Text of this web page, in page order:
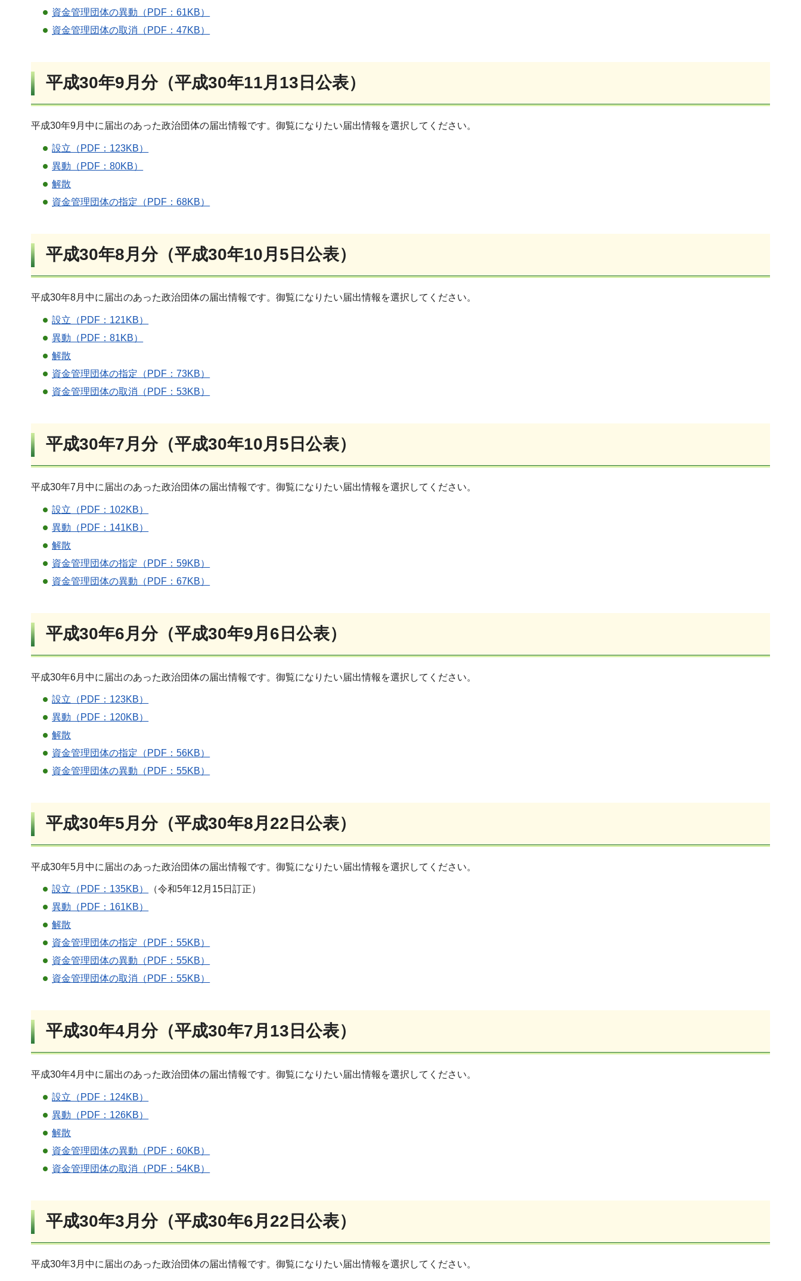
資金管理団体の異動（PDF：61KB）
資金管理団体の取消（PDF：47KB）
平成30年9月分（平成30年11月13日公表）
平成30年9月中に届出のあった政治団体の届出情報です。御覧になりたい届出情報を選択してください。
設立（PDF：123KB）
異動（PDF：80KB）
解散
資金管理団体の指定（PDF：68KB）
平成30年8月分（平成30年10月5日公表）
平成30年8月中に届出のあった政治団体の届出情報です。御覧になりたい届出情報を選択してください。
設立（PDF：121KB）
異動（PDF：81KB）
解散
資金管理団体の指定（PDF：73KB）
資金管理団体の取消（PDF：53KB）
平成30年7月分（平成30年10月5日公表）
平成30年7月中に届出のあった政治団体の届出情報です。御覧になりたい届出情報を選択してください。
設立（PDF：102KB）
異動（PDF：141KB）
解散
資金管理団体の指定（PDF：59KB）
資金管理団体の異動（PDF：67KB）
平成30年6月分（平成30年9月6日公表）
平成30年6月中に届出のあった政治団体の届出情報です。御覧になりたい届出情報を選択してください。
設立（PDF：123KB）
異動（PDF：120KB）
解散
資金管理団体の指定（PDF：56KB）
資金管理団体の異動（PDF：55KB）
平成30年5月分（平成30年8月22日公表）
平成30年5月中に届出のあった政治団体の届出情報です。御覧になりたい届出情報を選択してください。
設立（PDF：135KB）
（令和5年12月15日訂正）
異動（PDF：161KB）
解散
資金管理団体の指定（PDF：55KB）
資金管理団体の異動（PDF：55KB）
資金管理団体の取消（PDF：55KB）
平成30年4月分（平成30年7月13日公表）
平成30年4月中に届出のあった政治団体の届出情報です。御覧になりたい届出情報を選択してください。
設立（PDF：124KB）
異動（PDF：126KB）
解散
資金管理団体の異動（PDF：60KB）
資金管理団体の取消（PDF：54KB）
平成30年3月分（平成30年6月22日公表）
平成30年3月中に届出のあった政治団体の届出情報です。御覧になりたい届出情報を選択してください。